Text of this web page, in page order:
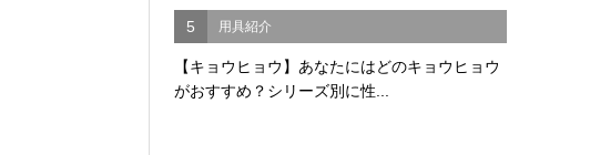
5 用具紹介
【キョウヒョウ】あなたにはどのキョウヒョウ
がおすすめ？シリーズ別に性...